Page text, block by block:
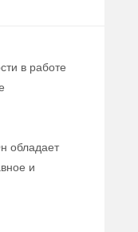
в работе
обладает
и